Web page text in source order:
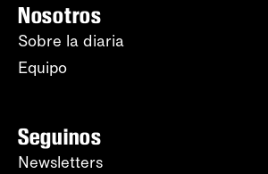
Nosotros
Sobre la diaria
Equipo
Seguinos
Newsletters